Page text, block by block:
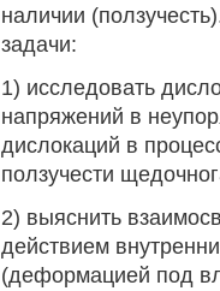
наличии
задачи:
1) исследовать
напряжений в
дислокаций в
ползучести
2) выяснить
действием
(деформацией под